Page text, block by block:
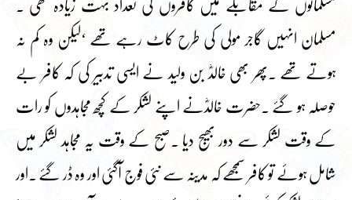
مسلمانوں کے مقابلے میں کافروں کی تعداد بہت زیادہ تھی ۔
مسلمان انہیں گاجر مولی کی طرح کاٹ رہے تھے ‘لیکن وہ کم نہ
ہوتے تھے ۔پھر بھی خالدؓ بن ولید نے ایسی تدبیر کی کہ کافر بے
حوصلہ ہو گئے ۔حضرت خالدؓنے اپنے لشکر کے کچھ مجاہدوں کو رات
کے وقت لشکر سے دور بھیج دیا ۔صبح کے وقت یہ مجاہد لشکر میں
شامل ہوئے تو کافر سمجھے کہ مدینہ سے نئی فوج آگئی اور وہ ڈر گئے ۔اور